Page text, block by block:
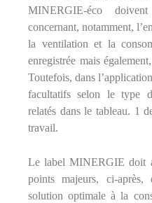
MINERGIE-éco
concernant, notamment,
la ventilation et la
enregistrée mais
Toutefois, dans
facultatifs selon le type
relatés dans le tableau. 1
travail.
Le label MINERGIE doit
points majeurs, ci-après,
solution optimale à la